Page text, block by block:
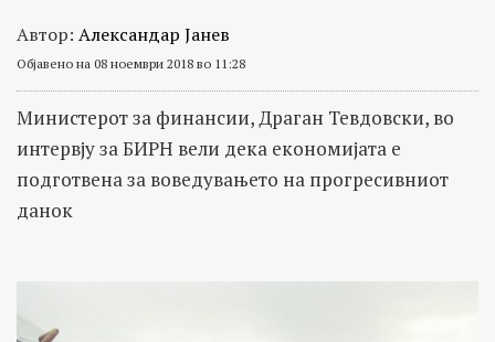
Автор: Александар Јанев
Објавено на 08 ноември 2018 во 11:28
Министерот за финансии, Драган Тевдовски, во
интервју за БИРН вели дека економијата е
подготвена за воведувањето на прогресивниот
данок